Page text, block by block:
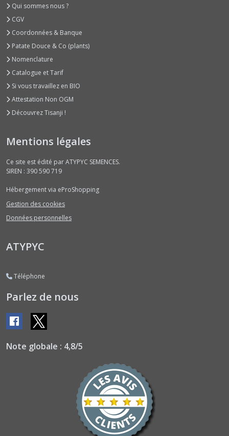
Radis
(8)
Daikons
-
Minowases
Longs
(4)
Noirs
(2)
Radis
Radis
et
Roses
Qui sommes nous ?
CGV
Coordonnées & Banque
Patate Douce & Co (plants)
Nomenclature
Catalogue et Tarif
Si vous travaillez en BIO
Attestation Non OGM
Découvrez Tisanji !
Mentions légales
Ce site est édité par ATYPYC SEMENCES.
SIREN : 390 590 719
Hébergement via eProShopping
Gestion des cookies
Données personnelles
ATYPYC
Téléphone
Parlez de nous
Note globale : 4,8/5